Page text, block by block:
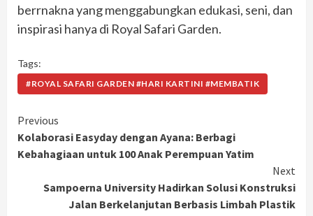
berrnakna yang menggabungkan edukasi, seni, dan
inspirasi hanya di Royal Safari Garden.
Tags:
#ROYAL SAFARI GARDEN #HARI KARTINI #MEMBATIK
Continue
Reading
Previous
Kolaborasi Easyday dengan Ayana: Berbagi
Kebahagiaan untuk 100 Anak Perempuan Yatim
Next
Sampoerna University Hadirkan Solusi Konstruksi
Jalan Berkelanjutan Berbasis Limbah Plastik